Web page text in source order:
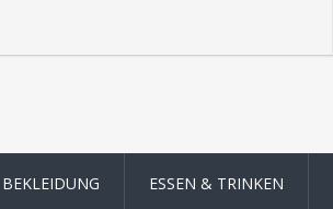
BEKLEIDUNG ESSEN & TRINKEN